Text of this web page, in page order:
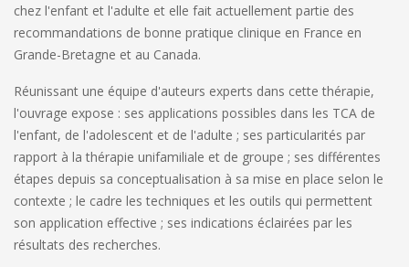
chez l'enfant et l'adulte et elle fait actuellement partie des
recommandations de bonne pratique clinique en France en
Grande-Bretagne et au Canada.
Réunissant une équipe d'auteurs experts dans cette thérapie,
l'ouvrage expose : ses applications possibles dans les TCA de
l'enfant, de l'adolescent et de l'adulte ; ses particularités par
rapport à la thérapie unifamiliale et de groupe ; ses différentes
étapes depuis sa conceptualisation à sa mise en place selon le
contexte ; le cadre les techniques et les outils qui permettent
son application effective ; ses indications éclairées par les
résultats des recherches.